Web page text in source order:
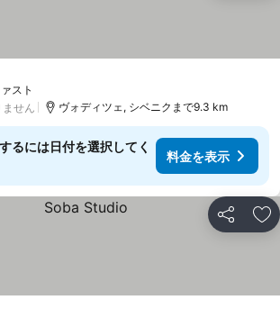
スト
せん ヴォディツェ, シベニクまで9.3 km
るには日付を選択してく
料金を表示
シェア お